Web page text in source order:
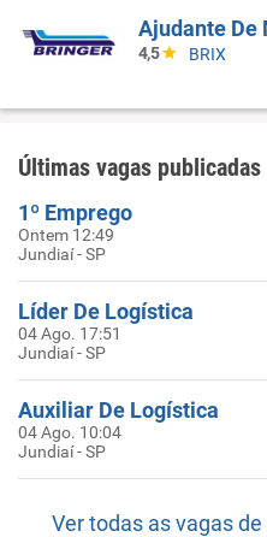
Ajudante De
4,5 BRIX
Últimas vagas publicadas
1º Emprego
Ontem 12:49
Jundiaí - SP
Líder De Logística
04 Ago. 17:51
Jundiaí - SP
Auxiliar De Logística
04 Ago. 10:04
Jundiaí - SP
Ver todas as vagas